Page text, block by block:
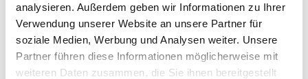
analysieren. Außerdem geben wir Informationen zu Ihrer
Verwendung unserer Website an unsere Partner für
soziale Medien, Werbung und Analysen weiter. Unsere
Partner führen diese Informationen möglicherweise mit
weiteren Daten zusammen, die Sie ihnen bereitgestellt
Ist BeachMitte ein richtiger
Abenteuerpark?